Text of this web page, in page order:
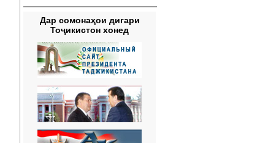
Дар сомонаҳои дигари
Тоҷикистон хонед